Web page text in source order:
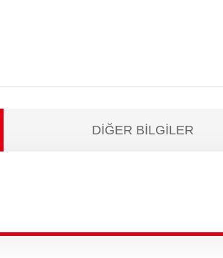
DIĞER BILGILER